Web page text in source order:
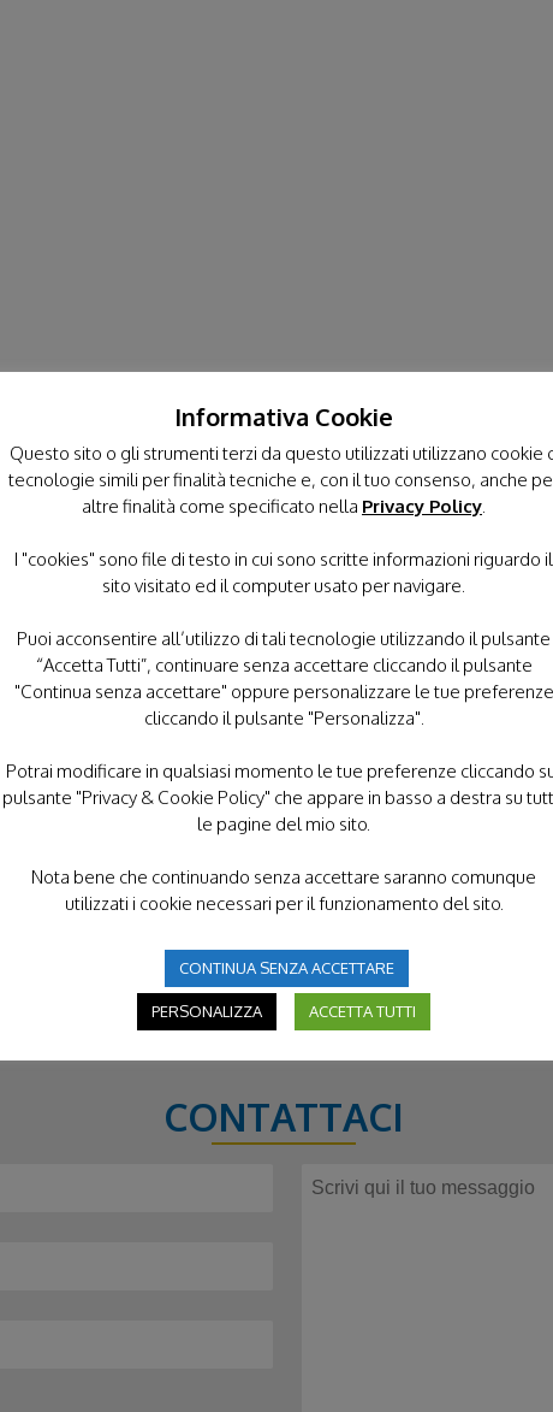
Stai cercando una
ACERENZA
TURSI - LAGONEGRO
MATERA
MELFI
CONTATTACI
Informativa Cookie
Questo sito o gli strumenti terzi da questo utilizzati utilizzano cookie
tecnologie simili per finalità tecniche e, con il tuo consenso, anche
altre finalità come specificato nella Privacy Policy.
I "cookies" sono file di testo in cui sono scritte informazioni riguardo il
sito visitato ed il computer usato per navigare.
Puoi acconsentire all’utilizzo di tali tecnologie utilizzando il pulsante
“Accetta Tutti”, continuare senza accettare cliccando il pulsante
"Continua senza accettare" oppure personalizzare le tue preferenze
cliccando il pulsante "Personalizza".
Potrai modificare in qualsiasi momento le tue preferenze cliccando
pulsante "Privacy & Cookie Policy" che appare in basso a destra su
le pagine del mio sito.
Nota bene che continuando senza accettare saranno comunque
utilizzati i cookie necessari per il funzionamento del sito.
CONTINUA SENZA ACCETTARE
PERSONALIZZA ACCETTA TUTTI